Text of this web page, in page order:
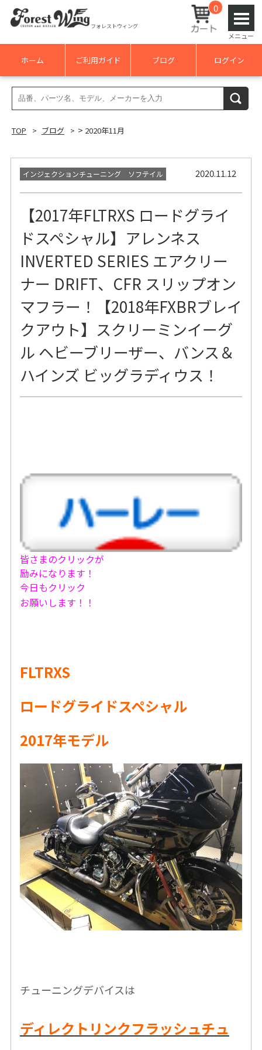
フォレストウィング
ホーム ご利用ガイド ブログ ログイン
0
メニュー
検
索
果:
検索
TOP ブログ > 2020年11月
2020.11.12
インジェクションチューニング ソフテイル
【2017年FLTRXS ロードグライ
ドスペシャル】アレンネス
INVERTED SERIES エアクリー
ナー DRIFT、CFR スリップオン
マフラー！【2018年FXBRブレイ
クアウト】スクリーミンイーグ
ル ヘビーブリーザー、バンス＆
ハインズ ビッグラディウス！
皆さまのクリックが
励みになります！
今日もクリック
お願いします！！
FLTRXS
ロードグライドスペシャル
2017年モデル
チューニングデバイスは
ディレクトリンクフラッシュチュ